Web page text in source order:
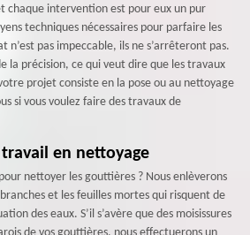
chaque intervention est pour eux un pur
techniques nécessaires pour parfaire les
n’est pas impeccable, ils ne s’arrêteront pas.
la précision, ce qui veut dire que les travaux
projet consiste en la pose ou au nettoyage
si vous voulez faire des travaux de
en nettoyage
nettoyer les gouttières ? Nous enlèverons
et les feuilles mortes qui risquent de
des eaux. S’il s’avère que des moisissures